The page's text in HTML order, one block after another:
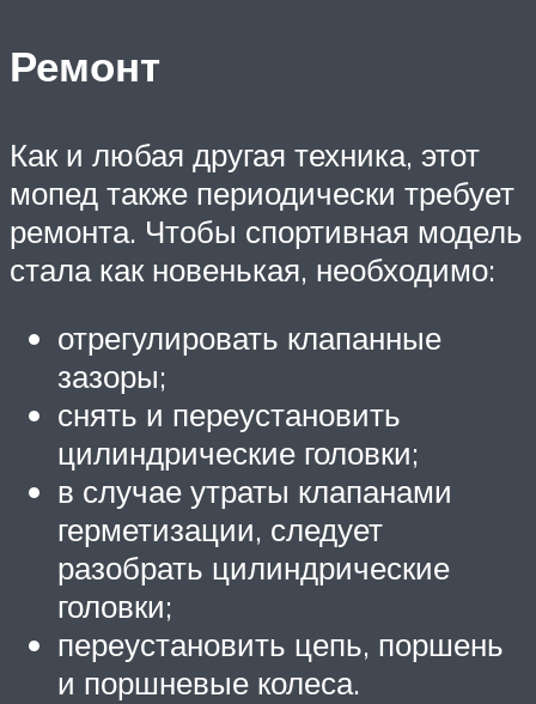
Ремонт
Как и любая другая техника, этот
мопед также периодически требует
ремонта. Чтобы спортивная модель
стала как новенькая, необходимо:
отрегулировать клапанные
зазоры;
снять и переустановить
цилиндрические головки;
в случае утраты клапанами
герметизации, следует
разобрать цилиндрические
головки;
переустановить цепь, поршень
и поршневые колеса.